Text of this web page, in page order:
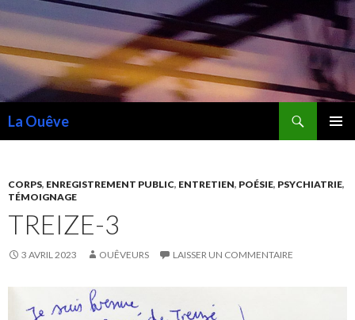
La Ouêve
CORPS, ENREGISTREMENT PUBLIC, ENTRETIEN, POÉSIE, PSYCHIATRIE,
TÉMOIGNAGE
TREIZE-3
3 AVRIL 2023 OUÊVEURS LAISSER UN COMMENTAIRE